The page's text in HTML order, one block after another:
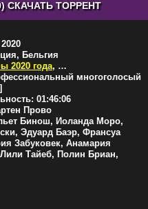
СКАЧАТЬ ТОРРЕНТ
2020
Бельгия
2020 года, Драмы
многоголосый
01:46:06
Прово
Бинош, Иоланда Моро,
Эдуард Баэр, Франсуа
Забуковек, Анамария
Тайеб, Полин Бриан,